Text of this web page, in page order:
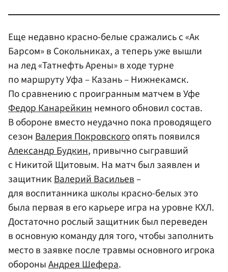
Еще недавно красно-белые сражались с «Ак
Барсом» в Сокольниках, а теперь уже вышли
на лед «Татнефть Арены» в ходе турне
по маршруту Уфа – Казань – Нижнекамск.
По сравнению с проигранным матчем в Уфе
Федор Канарейкиннемного обновил состав.
В обороне вместо неудачно пока проводящего
сезонВалерия Покровскогоопять появился
Александр Будкин, привычно сыгравший
с Никитой Щитовым. На матч был заявлен и
защитникВалерий Васильев–
для воспитанника школы красно-белых это
была первая в его карьере игра на уровне КХЛ.
Достаточно рослый защитник был переведен
в основную команду для того, чтобы заполнить
место в заявке после травмы основного игрока
обороныАндрея Шефера.